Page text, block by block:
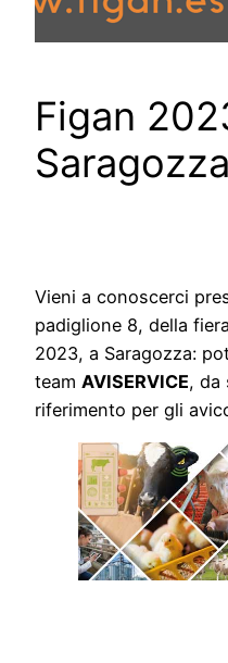
Figan
Saragozza
Vieni a conoscerci
padiglione 8, della
2023, a Saragozza:
team AVISERVICE, da
riferimento per gli